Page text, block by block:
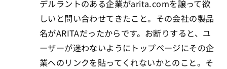
デルラントのある企業がarita.comを譲って欲
しいと問い合わせてきたこと。その会社の製品
名がARITAだったからです。お断りすると、ユ
ーザーが迷わないようにトップページにその企
業へのリンクを貼ってくれないかとのこと。そ